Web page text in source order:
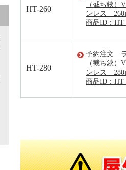
HT-260
（截ち鋏）
ンレス 260
商品ID：
HT-280
予約注文
（截ち鋏）
ンレス 280
商品ID：